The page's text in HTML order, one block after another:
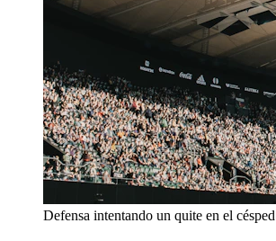
Defensa intentando un quite en el césped